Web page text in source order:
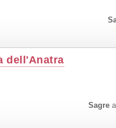
dell'Anatra
Sagre a